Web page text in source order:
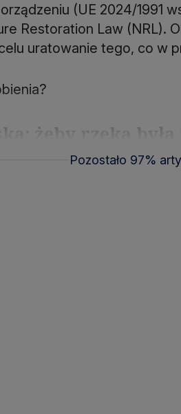
(UE 2024/1991
Restoration Law (NRL).
uratowanie tego, co w
żeby rzeka była
Pozostało 97%